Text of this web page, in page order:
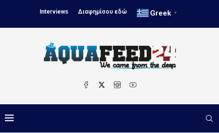
Interviews Διαφημίσου εδώ Greek ▼